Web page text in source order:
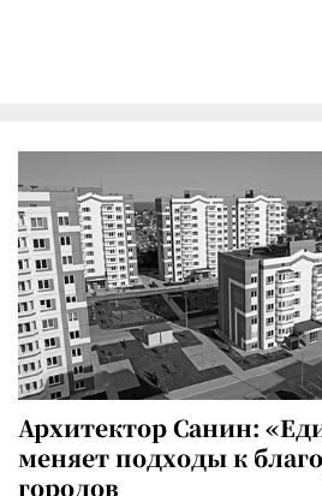
Архитектор Санин:
меняет подходы к
городов